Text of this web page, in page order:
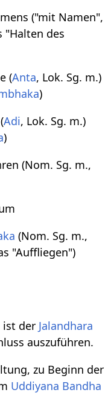
("mit Namen",
"Halten des
(Anta, Lok. Sg. m.)
)
Adi, Lok. Sg. m.)
)
(Nom. Sg. m.,
(Nom. Sg. m.,
"Auffliegen")
ist der Jalandhara
auszuführen.
zu Beginn der
Uddiyana Bandha